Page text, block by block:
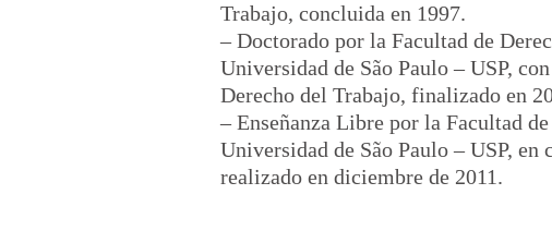
Trabajo, concluida en 1997.
– Doctorado por la Facultad de
Universidad de São Paulo – USP,
Derecho del Trabajo, finalizado en
– Enseñanza Libre por la Facultad
Universidad de São Paulo – USP, en
realizado en diciembre de 2011.